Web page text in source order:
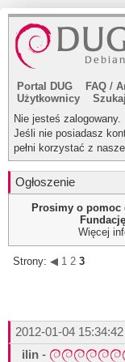
Portal DUG FAQ /
Użytkownicy
Szukaj
Nie jesteś zalogowany.
Jeśli nie posiadasz
pełni korzystać z
Ogłoszenie
Prosimy o pomoc
Więcej
Strony: ◀ 1 2 3
2012-01-04 15:34:42
ilin -